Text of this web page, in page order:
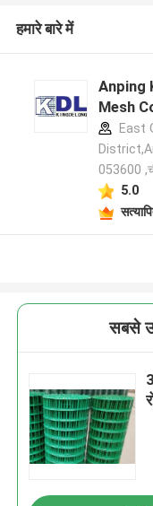
हमारे बारे में
Anping
Mesh
East
053600
5.0
सबसे